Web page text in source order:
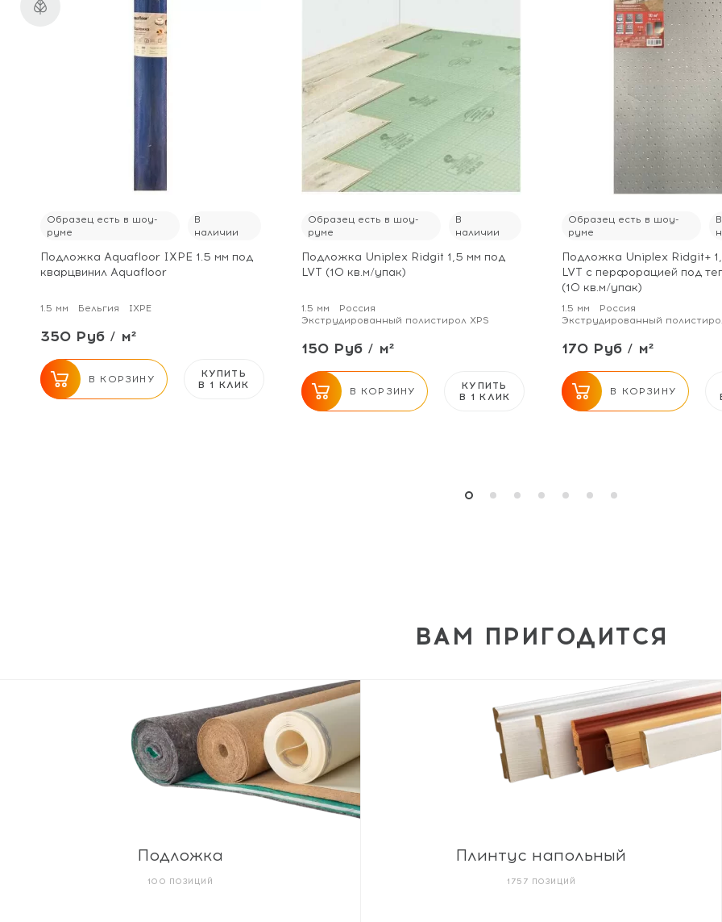
Образец есть в шоу-
руме
В
наличии
Подложка Aquafloor IXPE 1.5 мм под
кварцвинил Aquafloor
1.5 мм Бельгия IXPE
350 Руб / м²
В КОРЗИНУ
КУПИТЬ
В 1 КЛИК
Образец есть в шоу-
руме
В
наличии
Подложка Uniplex Ridgit 1,5 мм под
LVT (10 кв.м/упак)
1.5 мм
Россия
Экструдированный полистирол XPS
150 Руб / м²
В КОРЗИНУ
КУПИТЬ
В 1 КЛИК
Образец есть в шоу-
руме
В
Подложка Uniplex Ridgit+
LVT с перфорацией под
(10 кв.м/упак)
1.5 мм
Россия
Экструдированный
170 Руб / м²
В КОРЗИНУ
ВАМ ПРИГОДИТСЯ
Подложка
100 ПОЗИЦИЙ
Плинтус напольный
1757 ПОЗИЦИЙ